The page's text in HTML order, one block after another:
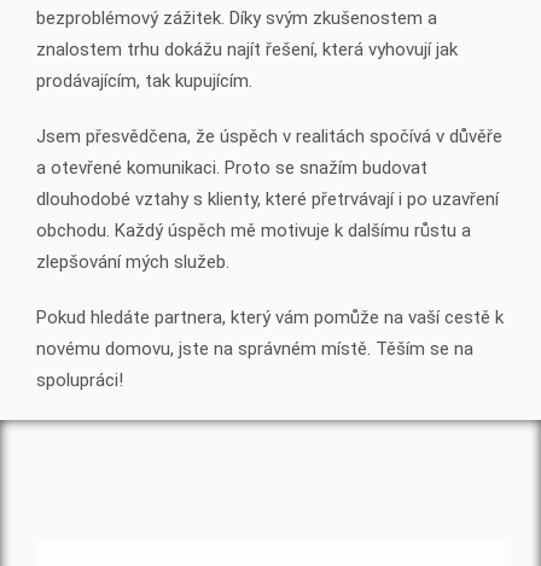
bezproblémový zážitek. Díky svým zkušenostem a
znalostem trhu dokážu najít řešení, která vyhovují jak
prodávajícím, tak kupujícím.
Jsem přesvědčena, že úspěch v realitách spočívá v důvěře
a otevřené komunikaci. Proto se snažím budovat
dlouhodobé vztahy s klienty, které přetrvávají i po uzavření
obchodu. Každý úspěch mě motivuje k dalšímu růstu a
zlepšování mých služeb.
Pokud hledáte partnera, který vám pomůže na vaší cestě k
novému domovu, jste na správném místě. Těším se na
spolupráci!